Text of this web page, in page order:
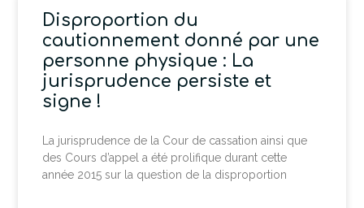
Disproportion du
cautionnement donné par une
personne physique : La
jurisprudence persiste et
signe !
La jurisprudence de la Cour de cassation ainsi que
des Cours d’appel a été prolifique durant cette
année 2015 sur la question de la disproportion